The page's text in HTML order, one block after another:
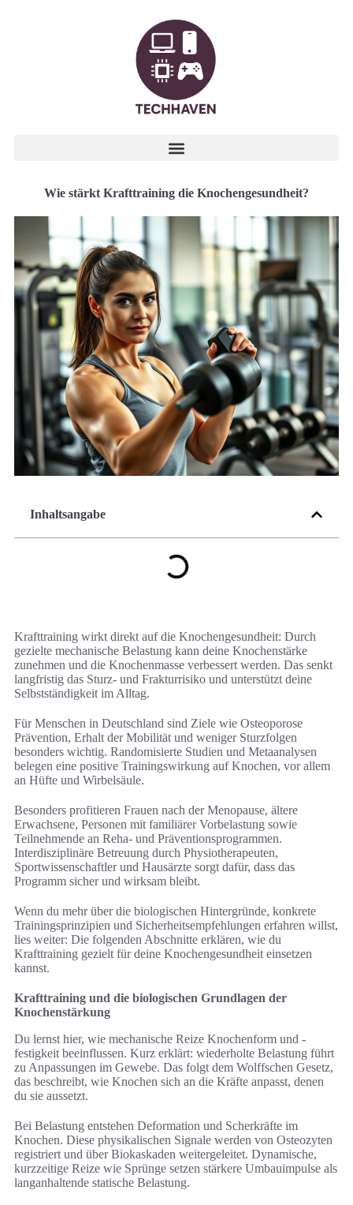
Wie stärkt Krafttraining die Knochengesundheit?
Inhaltsangabe
Krafttraining wirkt direkt auf die Knochengesundheit: Durch
gezielte mechanische Belastung kann deine Knochenstärke
zunehmen und die Knochenmasse verbessert werden. Das senkt
langfristig das Sturz- und Frakturrisiko und unterstützt deine
Selbstständigkeit im Alltag.
Für Menschen in Deutschland sind Ziele wie Osteoporose
Prävention, Erhalt der Mobilität und weniger Sturzfolgen
besonders wichtig. Randomisierte Studien und Metaanalysen
belegen eine positive Trainingswirkung auf Knochen, vor allem
an Hüfte und Wirbelsäule.
Besonders profitieren Frauen nach der Menopause, ältere
Erwachsene, Personen mit familiärer Vorbelastung sowie
Teilnehmende an Reha- und Präventionsprogrammen.
Interdisziplinäre Betreuung durch Physiotherapeuten,
Sportwissenschaftler und Hausärzte sorgt dafür, dass das
Programm sicher und wirksam bleibt.
Wenn du mehr über die biologischen Hintergründe, konkrete
Trainingsprinzipien und Sicherheitsempfehlungen erfahren willst,
lies weiter: Die folgenden Abschnitte erklären, wie du
Krafttraining gezielt für deine Knochengesundheit einsetzen
kannst.
Krafttraining und die biologischen Grundlagen der
Knochenstärkung
Du lernst hier, wie mechanische Reize Knochenform und -
festigkeit beeinflussen. Kurz erklärt: wiederholte Belastung führt
zu Anpassungen im Gewebe. Das folgt dem Wolffschen Gesetz,
das beschreibt, wie Knochen sich an die Kräfte anpasst, denen
du sie aussetzt.
Bei Belastung entstehen Deformation und Scherkräfte im
Knochen. Diese physikalischen Signale werden von Osteozyten
registriert und über Biokaskaden weitergeleitet. Dynamische,
kurzzeitige Reize wie Sprünge setzen stärkere Umbauimpulse als
langanhaltende statische Belastung.